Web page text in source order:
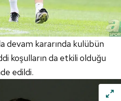
devam kararında kulübün
koşulların da etkili olduğu
edildi.